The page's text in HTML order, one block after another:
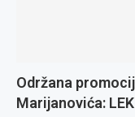
Održana
Marijanovića: